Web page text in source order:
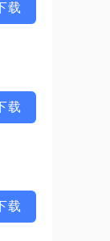
载
载
载